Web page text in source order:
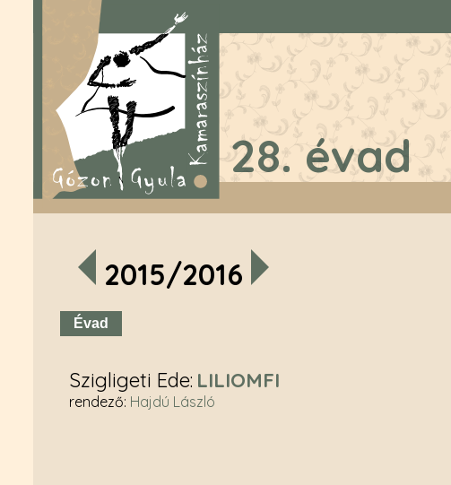
28. évad
2015/2016
Évad
Szigligeti Ede LILIOMFI
rendező: Hajdú László